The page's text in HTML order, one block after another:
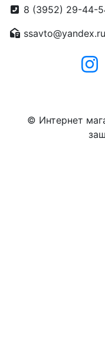
8 (3952) 29-44-
ssavto@yandex.ru
© Интернет